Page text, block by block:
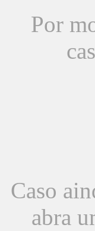
Por
Caso
abra